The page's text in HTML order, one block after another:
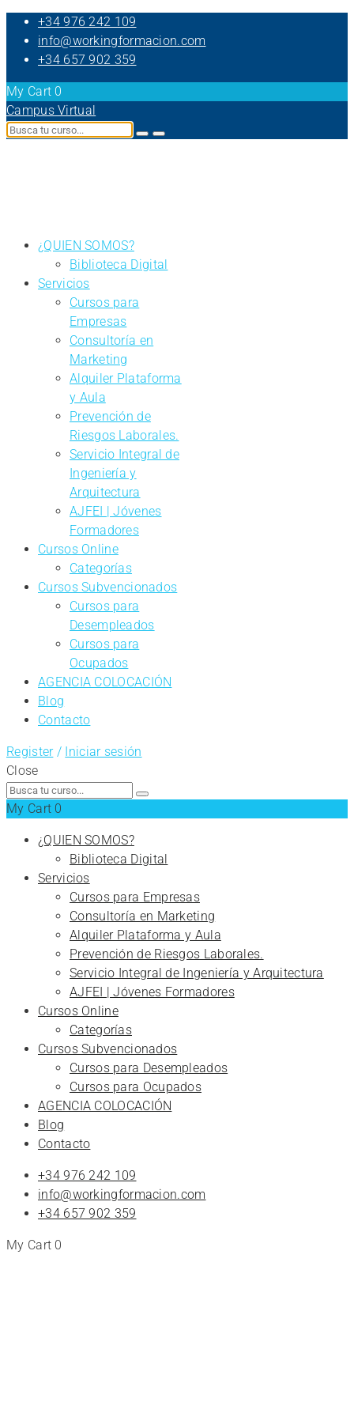
+34 976 242 109
info@workingformacion.com
+34 657 902 359
My Cart 0
Campus Virtual
¿QUIEN SOMOS?
Biblioteca Digital
Servicios
Cursos para
Empresas
Consultoría en
Marketing
Alquiler Plataforma
y Aula
Prevención de
Riesgos Laborales.
Servicio Integral de
Ingeniería y
Arquitectura
AJFEI | Jóvenes
Formadores
Cursos Online
Categorías
Cursos Subvencionados
Cursos para
Desempleados
Cursos para
Ocupados
AGENCIA COLOCACIÓN
Blog
Contacto
Register/ Iniciar sesión
Close
Search
for:
My Cart 0
¿QUIEN SOMOS?
Biblioteca Digital
Servicios
Cursos para Empresas
Consultoría en Marketing
Alquiler Plataforma y Aula
Prevención de Riesgos Laborales.
Servicio Integral de Ingeniería y Arquitectura
AJFEI | Jóvenes Formadores
Cursos Online
Categorías
Cursos Subvencionados
Cursos para Desempleados
Cursos para Ocupados
AGENCIA COLOCACIÓN
Blog
Contacto
+34 976 242 109
info@workingformacion.com
+34 657 902 359
My Cart 0